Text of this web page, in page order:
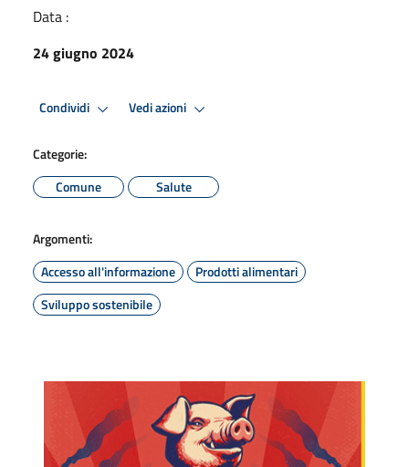
Data :
24 giugno 2024
Condividi Vedi azioni
Categorie:
Comune
Salute
Argomenti:
Accesso all'informazione
Prodotti alimentari
Sviluppo sostenibile